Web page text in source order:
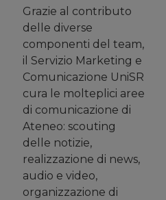
Grazie al contributo
delle diverse
componenti del team,
il Servizio Marketing e
Comunicazione UniSR
cura le molteplici aree
di comunicazione di
Ateneo: scouting
delle notizie,
realizzazione di news,
audio e video,
organizzazione di